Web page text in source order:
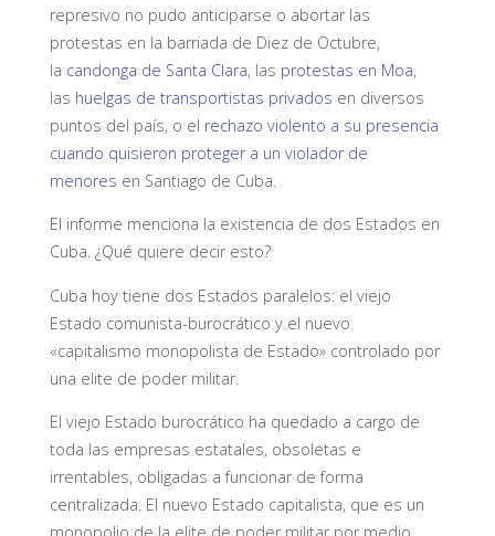
represivo no pudo anticiparse o abortar las
protestas en la barriada de Diez de Octubre,
la candonga de Santa Clara, las protestas en Moa,
las huelgas de transportistas privados en diversos
puntos del país, o el rechazo violento a su presencia
cuando quisieron proteger a un violador de
menores en Santiago de Cuba.
El informe menciona la existencia de dos Estados en
Cuba. ¿Qué quiere decir esto?
Cuba hoy tiene dos Estados paralelos: el viejo
Estado comunista-burocrático y el nuevo
«capitalismo monopolista de Estado» controlado por
una elite de poder militar.
El viejo Estado burocrático ha quedado a cargo de
toda las empresas estatales, obsoletas e
irrentables, obligadas a funcionar de forma
centralizada. El nuevo Estado capitalista, que es un